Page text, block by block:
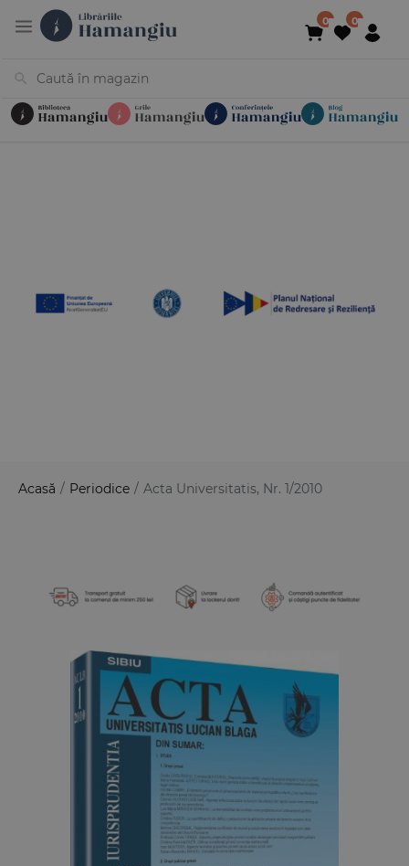
Acasă / Periodice / Acta Universitatis, Nr. 1/2010